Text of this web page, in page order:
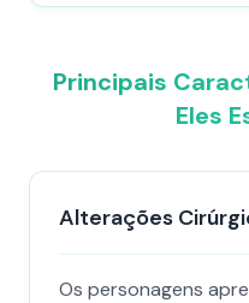
Principais
Eles
Alterações
Os personagens